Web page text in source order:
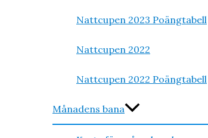
Nattcupen 2023 Poängtabell
Nattcupen 2022
Nattcupen 2022 Poängtabell
Månadens bana